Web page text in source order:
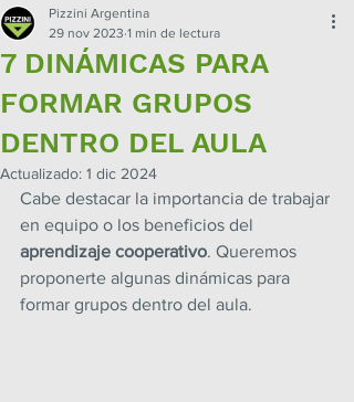
7 DINÁMICAS PARA
FORMAR GRUPOS
DENTRO DEL AULA
Pizzini Argentina
29 nov 2023 1 min de lectura
Actualizado: 1 dic 2024
Cabe destacar la importancia de trabajar
en equipo o los beneficios del
aprendizaje cooperativo. Queremos
proponerte algunas dinámicas para
formar grupos dentro del aula.